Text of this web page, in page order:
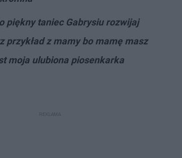
piękny taniec Gabrysiu rozwijaj
przykład z mamy bo mamę masz
moja ulubiona piosenkarka